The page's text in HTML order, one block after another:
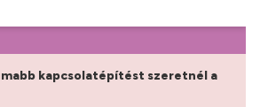
kapcsolatépítést szeretnél a